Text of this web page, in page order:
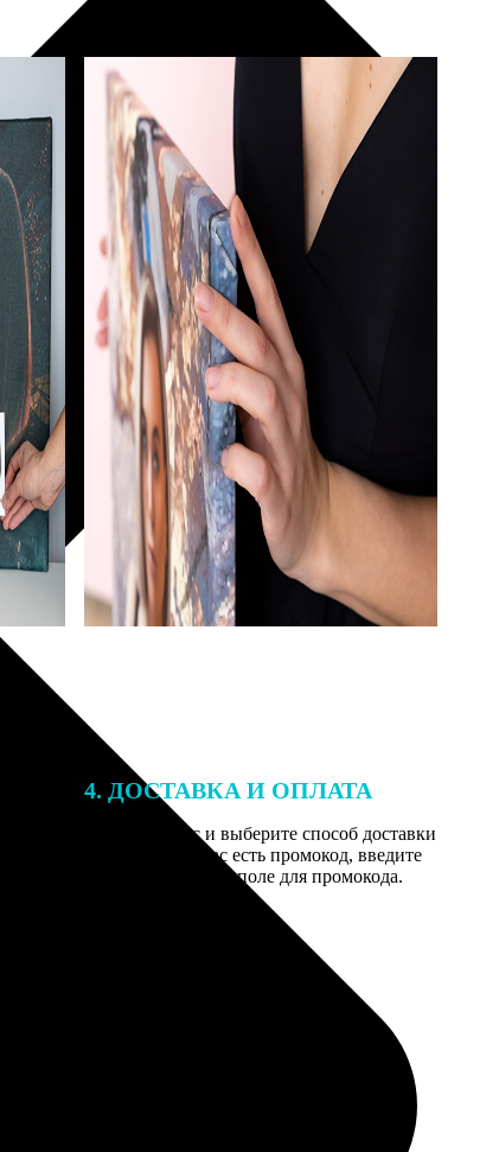
для
4. ДОСТАВКА И ОПЛАТА
Введите адрес и выберите способ доставки
заказа. Если у вас есть промокод, введите
его в специальное поле для промокода.